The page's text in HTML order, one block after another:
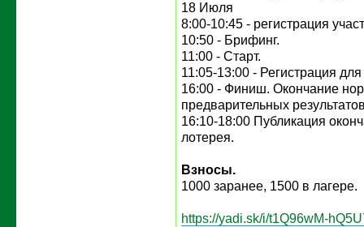
18 Июля
8:00-10:45 - регистрация
10:50 - Брифинг.
11:00 - Старт.
11:05-13:00 - Регистрация
16:00 - Финиш. Окончание
предварительных
16:10-18:00 Публикация
лотерея.
Взносы.
1000 заранее, 1500 в лагере.
https://yadi.sk/i/t1Q96wM-